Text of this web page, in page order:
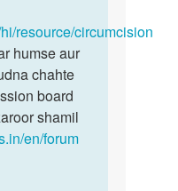
resource/circumcision
humse aur
chahte
board
shamil
en/forum